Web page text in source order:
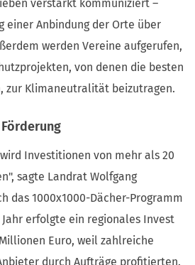
verstärkt kommuniziert –
einer Anbindung der Orte über
werden Vereine aufgerufen,
von denen die besten
zur Klimaneutralität beizutragen.
Investitionen von mehr als 20
sagte Landrat Wolfgang
das 1000x1000-Dächer-Programm
erfolgte ein regionales Invest
Euro, weil zahlreiche
durch Aufträge profitierten.